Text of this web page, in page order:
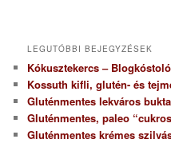
LEGUTÓBBI BEJEGYZÉSEK
Kókusztekercs –
Kossuth kifli, glutén- és
Gluténmentes lekváros
Gluténmentes, paleo
Gluténmentes krémes